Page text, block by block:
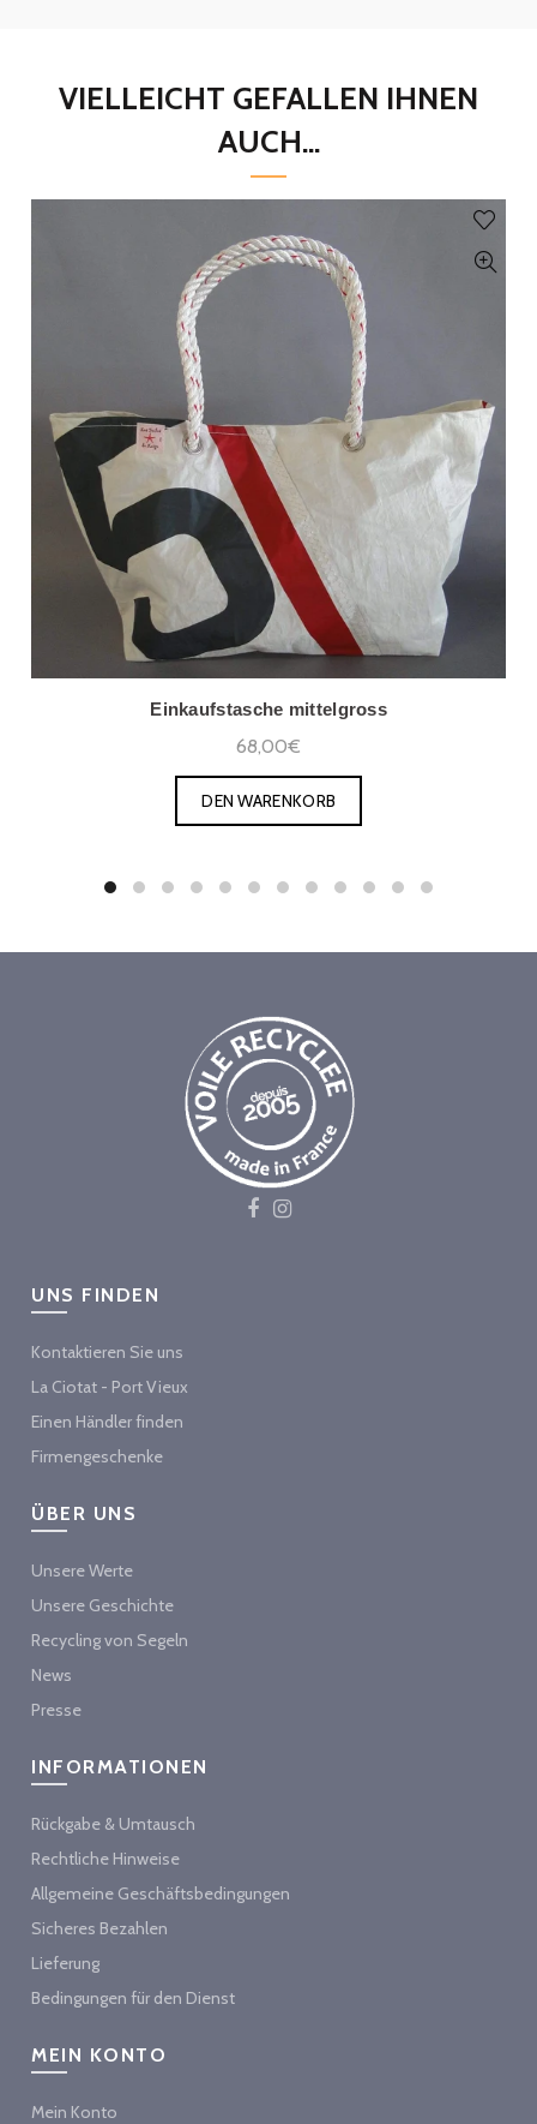
VIELLEICHT GEFALLEN IHNEN
AUCH...
Einkaufstasche mittelgross
68,00€
DEN WARENKORB
UNS FINDEN
Kontaktieren Sie uns
La Ciotat - Port Vieux
Einen Händler finden
Firmengeschenke
ÜBER UNS
Unsere Werte
Unsere Geschichte
Recycling von Segeln
News
Presse
INFORMATIONEN
Rückgabe & Umtausch
Rechtliche Hinweise
Allgemeine Geschäftsbedingungen
Sicheres Bezahlen
Lieferung
Bedingungen für den Dienst
MEIN KONTO
Mein Konto